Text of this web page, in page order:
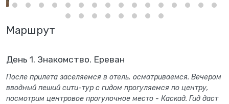
Маршрут
День 1. Знакомство. Ереван
После прилета заселяемся в отель, осматриваемся. Вечером
вводный пеший сити-тур с гидом прогуляемся по центру,
посмотрим центровое прогулочное место - Каскад. Гид даст